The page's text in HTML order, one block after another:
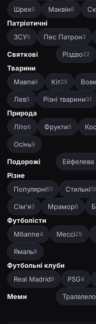
Шрек5 Маквін6
Патріотичні
ЗСУ5 Пес Патрон3
Святкові Різдво22
Тварини
Мавпа6 Кіт25 Вовк
Лев5 Різні тварини31
Природа
Літо6 Фрукти5
Осінь9
Подорожі
Різне
Популярні51 Стильні13
Сім'я3 Мрамор8
Футболісти
Мбаппе4 Мессі25
Ямаль8
Футбольні клуби
Real Madrid9 PSG4
Меми